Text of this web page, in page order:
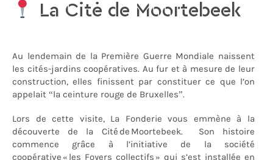
La Cité de Moortebeek
Au lendemain de la Première Guerre Mondiale naissent
les cités-jardins coopératives. Au fur et à mesure de leur
construction, elles finissent par constituer ce que l’on
appelait “la ceinture rouge de Bruxelles”.
Lors de cette visite, La Fonderie vous emmène à la
découverte de la Cité de Moortebeek. Son histoire
commence grâce à l’initiative de la société
coopérative « les Foyers collectifs » qui s’est installée en